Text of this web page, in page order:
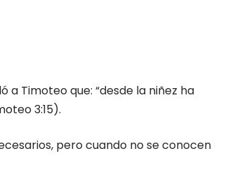
a Timoteo que: “desde la niñez ha
3:15).
pero cuando no se conocen